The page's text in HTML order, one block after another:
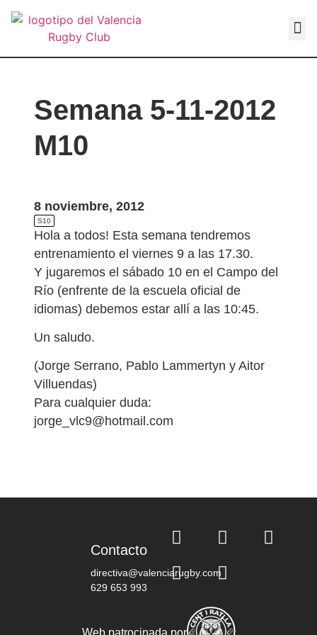
Semana 5-11-2012
M10
8 noviembre, 2012
S10
Hola a todos! Esta semana tendremos
entrenamiento el viernes 9 a las 17.30.
Y jugaremos el sábado 10 en el Campo del
Río (enfrente de la escuela oficial de
idiomas) debemos estar allí a las 10:45.
Un saludo.
(Jorge Serrano, Pablo Lammertyn y Aitor
Villuendas)
Para cualquier duda:
jorge_vlc9@hotmail.com
Contacto
directiva@valenciarugby.com
629 653 993